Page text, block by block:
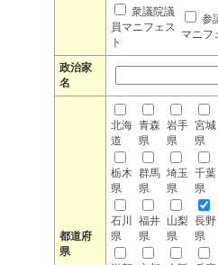
衆議院議
員マニフェス
ト
参
マニフ
政治家
名
都道府
県
北海
道
青森
県
岩手
県
宮城
県
栃木
県
群馬
県
埼玉
県
千葉
県
石川
県
福井
県
山梨
県
長野
県